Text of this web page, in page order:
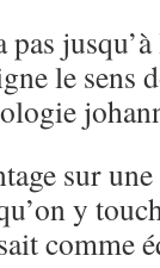
pas
le sens
sur
y
comme